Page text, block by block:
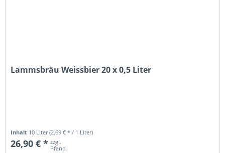
Lammsbräu Weissbier 20 x 0,5 Liter
Inhalt 10 Liter(2,69 € * / 1 Liter)
26,90 € * zzgl.
Pfand